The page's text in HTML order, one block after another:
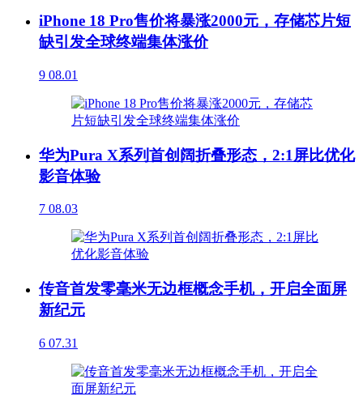
iPhone 18 Pro售价将暴涨2000元，存储芯片短
缺引发全球终端集体涨价
9 08.01
华为Pura X系列首创阔折叠形态，2:1屏比优化
影音体验
7 08.03
传音首发零毫米无边框概念手机，开启全面屏
新纪元
6 07.31